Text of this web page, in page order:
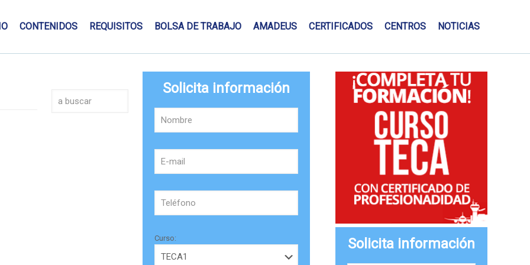
CONTENIDOS REQUISITOS BOLSA DE TRABAJO AMADEUS CERTIFICADOS CENTROS NOTICIAS
Solicita información
Curso: Solicita información